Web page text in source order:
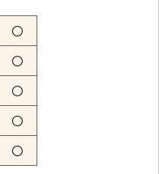
〇
〇
〇
〇
〇